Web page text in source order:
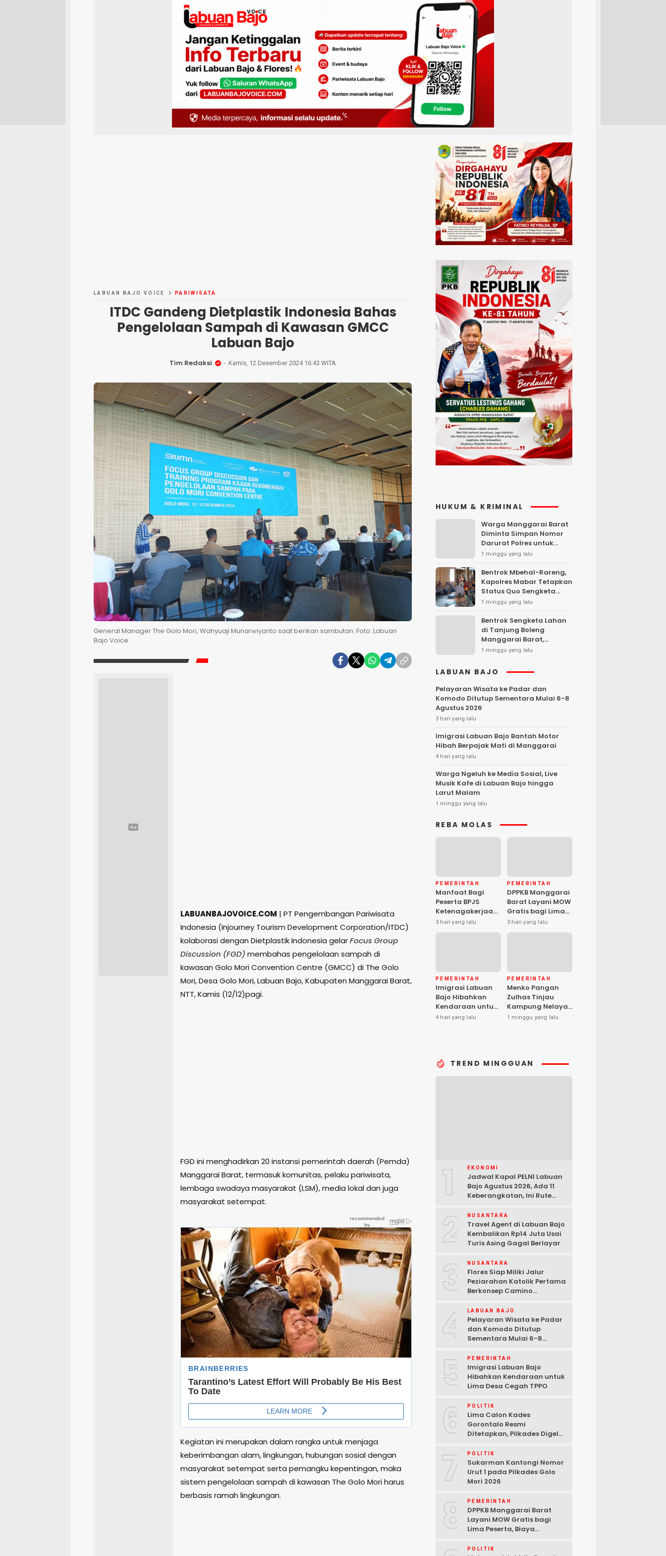
LABUAN BAJO VOICE PARIWISATA
ITDC Gandeng Dietplastik Indonesia Bahas
Pengelolaan Sampah di Kawasan GMCC
Labuan Bajo
Tim Redaksi Kamis, 12 Desember 2024 16:43 WITA
General Manager The Golo Mori, Wahyuaji Munarwiyanto saat berikan sambutan. Foto: Labuan
Bajo Voice
LABUANBAJOVOICE.COM | PT Pengembangan Pariwisata
Indonesia (Injourney Tourism Development Corporation/ITDC)
kolaborasi dengan Dietplastik Indonesia gelarFocus Group
Discussion (FGD) membahas pengelolaan sampah di
kawasan Golo Mori Convention Centre (GMCC) di The Golo
Mori, Desa Golo Mori, Labuan Bajo, Kabupaten Manggarai Barat,
NTT, Kamis (12/12)pagi.
FGD ini menghadirkan 20 instansi pemerintah daerah (Pemda)
Manggarai Barat, termasuk komunitas, pelaku pariwisata,
lembaga swadaya masyarakat (LSM), media lokal dan juga
masyarakat setempat.
Kegiatan ini merupakan dalam rangka untuk menjaga
keberimbangan alam, lingkungan, hubungan sosial dengan
masyarakat setempat serta pemangku kepentingan, maka
sistem pengelolaan sampah di kawasan The Golo Mori harus
berbasis ramah lingkungan.
HUKUM & KRIMINAL
Warga Manggarai Barat
Diminta Simpan Nomor
Darurat Polres untuk
Laporan Kamtibmas
1 minggu yang lalu
Bentrok Mbehal-Rareng,
Kapolres Mabar Tetapkan
Status Quo Sengketa
Lengkong Warang
1 minggu yang lalu
Bentrok Sengketa Lahan
di Tanjung Boleng
Manggarai Barat,
Kendaraan Dibakar
1 minggu yang lalu
LABUAN BAJO
Pelayaran Wisata ke Padar dan
Komodo Ditutup Sementara Mulai 6-8
Agustus 2026
3 hari yang lalu
Imigrasi Labuan Bajo Bantah Motor
Hibah Berpajak Mati di Manggarai
4 hari yang lalu
Warga Ngeluh ke Media Sosial, Live
Musik Kafe di Labuan Bajo hingga
Larut Malam
1 minggu yang lalu
REBA MOLAS
PEMERINTAH
Manfaat Bagi
Peserta BPJS
Ketenagakerjaan
Dapat Santunan
Kematian hingga
3 hari yang lalu
PEMERINTAH
DPPKB Manggarai
Barat Layani MOW
Gratis bagi Lima
Peserta, Biaya
Ditanggung
3 hari yang lalu
PEMERINTAH
Imigrasi Labuan
Bajo Hibahkan
Kendaraan untuk
Lima Desa Cegah
4 hari yang lalu
PEMERINTAH
Menko Pangan
Zulhas Tinjau
Kampung Nelayan
Modern Warloka,
1 minggu yang lalu
TREND MINGGUAN
1 EKONOMI
Jadwal Kapal PELNI Labuan
Bajo Agustus 2026, Ada 11
Keberangkatan, Ini Rute
2 NUSANTARA
Travel Agent di Labuan Bajo
Kembalikan Rp14 Juta Usai
Turis Asing Gagal Berlayar
3 NUSANTARA
Flores Siap Miliki Jalur
Peziarahan Katolik Pertama
Berkonsep Camino
4 LABUAN BAJO
Pelayaran Wisata ke Padar
dan Komodo Ditutup
Sementara Mulai 6-8
5 PEMERINTAH
Imigrasi Labuan Bajo
Hibahkan Kendaraan untuk
Lima Desa Cegah TPPO
6 POLITIK
Lima Calon Kades
Gorontalo Resmi
Ditetapkan, Pilkades Digelar
7 POLITIK
Sukarman Kantongi Nomor
Urut 1 pada Pilkades Golo
Mori 2026
8 PEMERINTAH
DPPKB Manggarai Barat
Layani MOW Gratis bagi
Lima Peserta, Biaya
POLITIK